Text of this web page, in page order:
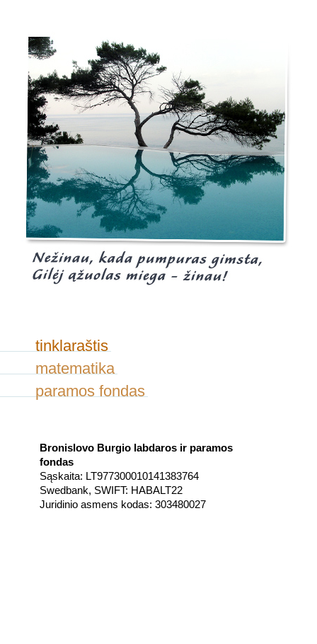
tinklaraštis
matematika
paramos fondas
Bronislovo Burgio labdaros ir paramos
fondas
Sąskaita: LT977300010141383764
Swedbank, SWIFT: HABALT22
Juridinio asmens kodas: 303480027